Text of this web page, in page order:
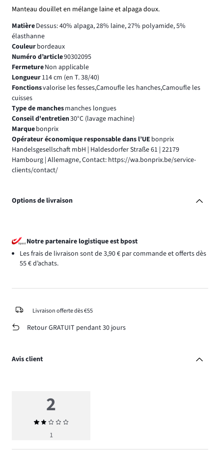
Manteau douillet en mélange laine et alpaga doux.
MatièreDessus: 40% alpaga, 28% laine, 27% polyamide, 5%
élasthanne
Couleurbordeaux
Numéro d’article90302095
FermetureNon applicable
Longueur114 cm (en T. 38/40)
Fonctionsvalorise les fesses,Camoufle les hanches,Camoufle les
cuisses
Type de manchesmanches longues
Conseil d'entretien30°C (lavage machine)
Marquebonprix
Opérateur économique responsable dans l’UE bonprix
Handelsgesellschaft mbH | Haldesdorfer Straße 61 | 22179
Hambourg | Allemagne, Contact: https://wa.bonprix.be/service-
clients/contact/
Options de livraison
Notre partenaire logistique est bpost
Les frais de livraison sont de 3,90 € par commande et offerts dès
55 € d’achats.
Livraison offerte dès €55
Retour GRATUIT pendant 30 jours
Avis client
2
Note
moyenne
1